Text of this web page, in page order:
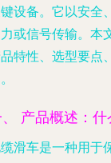
设备。它以安全
或信号传输。本
特性、选型要点
产品概述：什
滑车是一种用于